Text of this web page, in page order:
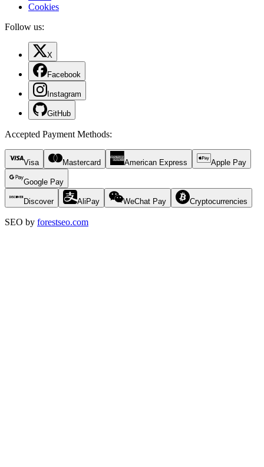
Cookies
Follow us:
X
Facebook
Instagram
GitHub
Accepted Payment Methods:
Visa Mastercard American Express Apple Pay
Google Pay
Discover AliPay WeChat Pay Cryptocurrencies
SEO by forestseo.com